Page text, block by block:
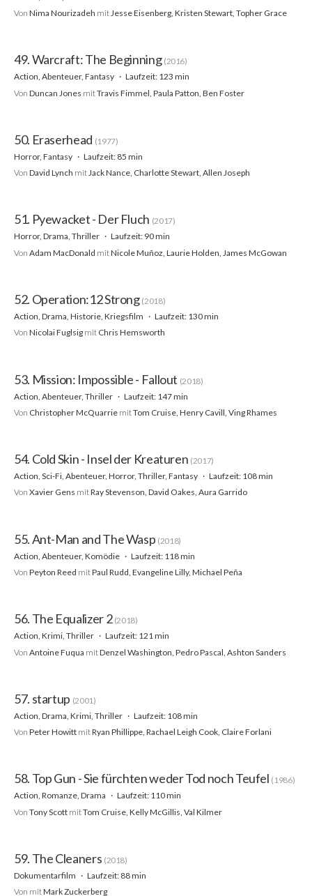
Von Nima Nourizadeh mitJesse Eisenberg, Kristen Stewart, Topher Grace
49. Warcraft: The Beginning (2016)
Action, Abenteuer, Fantasy
Laufzeit: 123 min
Von Duncan Jones mitTravis Fimmel, Paula Patton, Ben Foster
50. Eraserhead (1977)
Horror, Fantasy
Laufzeit: 85 min
Von David Lynch mitJack Nance, Charlotte Stewart, Allen Joseph
51. Pyewacket - Der Fluch (2017)
Horror, Drama, Thriller
Laufzeit: 90 min
Von Adam MacDonald mitNicole Muñoz, Laurie Holden, James McGowan
52. Operation:12 Strong (2018)
Action, Drama, Historie, Kriegsfilm
Laufzeit: 130 min
Von Nicolai Fuglsig mit Chris Hemsworth
53. Mission: Impossible - Fallout (2018)
Action, Abenteuer, Thriller
Laufzeit: 147 min
Von Christopher McQuarrie mitTom Cruise, Henry Cavill, Ving Rhames
54. Cold Skin - Insel der Kreaturen (2017)
Action, Sci-Fi, Abenteuer, Horror, Thriller, Fantasy
Laufzeit: 108 min
Von Xavier Gens mitRay Stevenson, David Oakes, Aura Garrido
55. Ant-Man and The Wasp (2018)
Action, Abenteuer, Komödie
Laufzeit: 118 min
Von Peyton Reed mitPaul Rudd, Evangeline Lilly, Michael Peña
56. The Equalizer 2 (2018)
Action, Krimi, Thriller
Laufzeit: 121 min
Von Antoine Fuqua mitDenzel Washington, Pedro Pascal, Ashton Sanders
57. startup (2001)
Action, Drama, Krimi, Thriller
Laufzeit: 108 min
Von Peter Howitt mitRyan Phillippe, Rachael Leigh Cook, Claire Forlani
58. Top Gun - Sie fürchten weder Tod noch Teufel (1986)
Action, Romanze, Drama
Laufzeit: 110 min
Von Tony Scott mitTom Cruise, Kelly McGillis, Val Kilmer
59. The Cleaners (2018)
Dokumentarfilm
Laufzeit: 88 min
Von mitMark Zuckerberg